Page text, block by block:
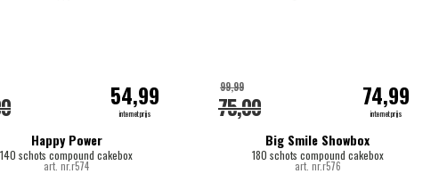
Happy Power
140 schots compound cakebox
art. nr.r574
54,99
internetprijs
Big Smile Showbox
180 schots compound cakebox
art. nr.r576
75,00
99,99 74,99
internetprijs